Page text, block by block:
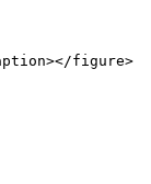
figure>